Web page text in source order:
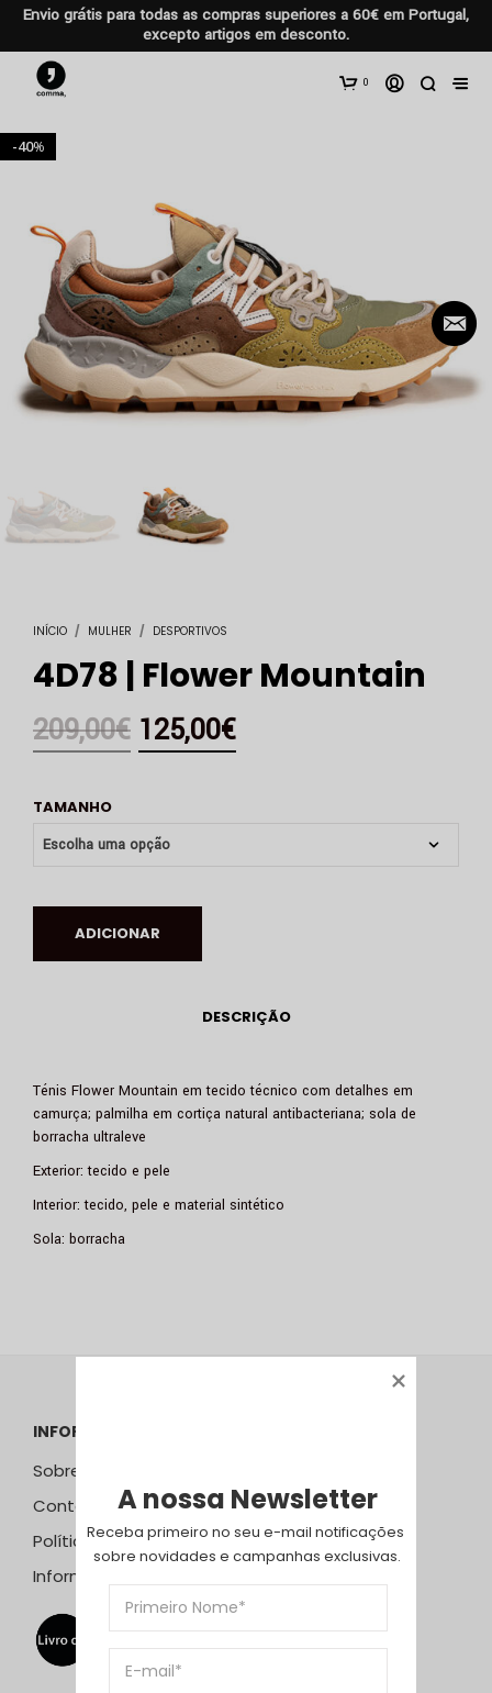
Envio grátis para todas as compras superiores a 60€ em Portugal,
excepto artigos em desconto.
0
%
40
INÍCIO / MULHER / DESPORTIVOS
4D78 | Flower Mountain
209,00€ 125,00€
TAMANHO
ADICIONAR
DESCRIÇÃO
Ténis Flower Mountain em tecido técnico com detalhes em
camurça; palmilha em cortiça natural antibacteriana; sola de
borracha ultraleve
Exterior: tecido e pele
Interior: tecido, pele e material sintético
Sola: borracha
INFORMAÇÕES
Sobre Nós
Contactos
Política de Privacidade
Informação Resolução Litígios
A nossa Newsletter
Receba primeiro no seu e-mail notificações
sobre novidades e campanhas exclusivas.